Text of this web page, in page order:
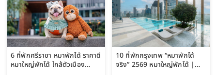
6 ที่พักศรีราชา หมาพักได้ ราคาดี
หมาใหญ่พักได้ ใกล้ตัวเมือง
10 ที่พักกรุงเทพ “หมาพักได้
จริง” 2569 หมาใหญ่พักได้ |